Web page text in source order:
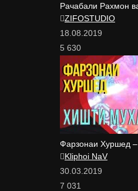
Рачабали Рахмон
ZIFOSTUDIO
18.08.2019
5 630
Фарзонаи Хуршед
Kliphoi NaV
30.03.2019
7 031